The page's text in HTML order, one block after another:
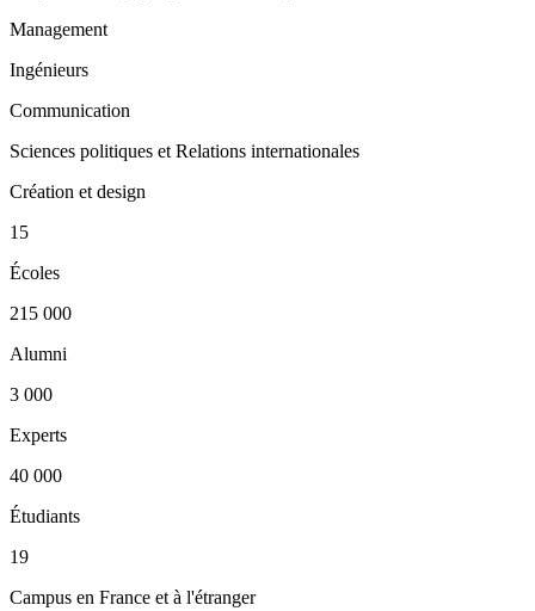
Management
Ingénieurs
Communication
Sciences politiques et Relations internationales
Création et design
15
Écoles
215 000
Alumni
3 000
Experts
40 000
Étudiants
19
Campus en France et à l'étranger